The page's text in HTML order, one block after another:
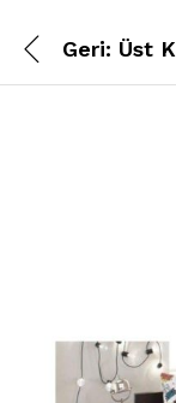
Geri: Üst